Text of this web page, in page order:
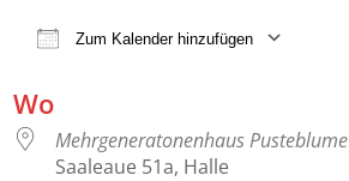
Zum Kalender hinzufügen
Wo
Mehrgeneratonenhaus Pusteblume
Saaleaue 51a, Halle